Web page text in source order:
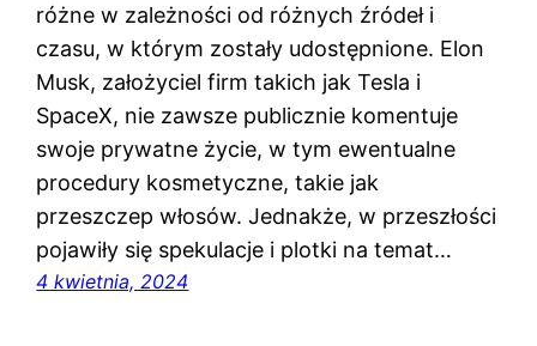
różne w zależności od różnych źródeł i
czasu, w którym zostały udostępnione. Elon
Musk, założyciel firm takich jak Tesla i
SpaceX, nie zawsze publicznie komentuje
swoje prywatne życie, w tym ewentualne
procedury kosmetyczne, takie jak
przeszczep włosów. Jednakże, w przeszłości
pojawiły się spekulacje i plotki na temat…
4 kwietnia, 2024